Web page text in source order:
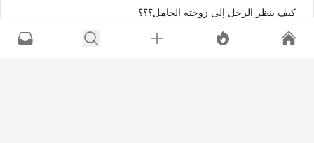
كيف ينظر الرجل إلى زوجته الحامل؟؟؟
عدم إعجاب
آخر رد: 23 سنة